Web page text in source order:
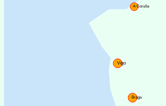
Vigo
A Coruña
Braga